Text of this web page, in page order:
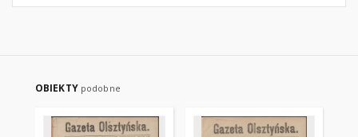
OBIEKTY podobne